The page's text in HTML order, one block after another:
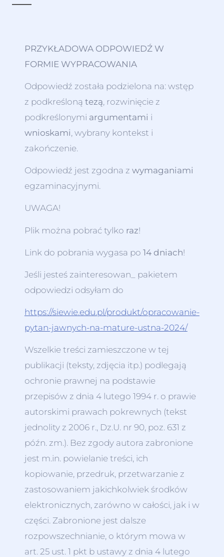
PRZYKŁADOWA ODPOWIEDŹ W
FORMIE WYPRACOWANIA
Odpowiedź została podzielona na: wstęp
z podkreśloną tezą, rozwinięcie z
podkreślonymi argumentami i
wnioskami, wybrany kontekst i
zakończenie.
Odpowiedź jest zgodna z wymaganiami
egzaminacyjnymi.
UWAGA!
Plik można pobrać tylko raz!
Link do pobrania wygasa po 14 dniach!
Jeśli jesteś zainteresowan_ pakietem
odpowiedzi odsyłam do
https://siewie.edu.pl/produkt/opracowanie-
pytan-jawnych-na-mature-ustna-2024/
Wszelkie treści zamieszczone w tej
publikacji (teksty, zdjęcia itp.) podlegają
ochronie prawnej na podstawie
przepisów z dnia 4 lutego 1994 r. o prawie
autorskimi prawach pokrewnych (tekst
jednolity z 2006 r., Dz.U. nr 90, poz. 631 z
późn. zm.). Bez zgody autora zabronione
jest m.in. powielanie treści, ich
kopiowanie, przedruk, przetwarzanie z
zastosowaniem jakichkolwiek środków
elektronicznych, zarówno w całości, jak i w
części. Zabronione jest dalsze
rozpowszechnianie, o którym mowa w
art. 25 ust. 1 pkt b ustawy z dnia 4 lutego